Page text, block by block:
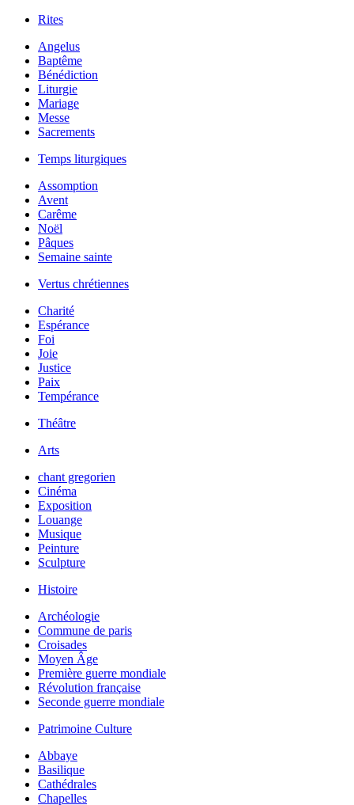
Rites
Angelus
Baptême
Bénédiction
Liturgie
Mariage
Messe
Sacrements
Temps liturgiques
Assomption
Avent
Carême
Noël
Pâques
Semaine sainte
Vertus chrétiennes
Charité
Espérance
Foi
Joie
Justice
Paix
Tempérance
Théâtre
Arts
chant gregorien
Cinéma
Exposition
Louange
Musique
Peinture
Sculpture
Histoire
Archéologie
Commune de paris
Croisades
Moyen Âge
Première guerre mondiale
Révolution française
Seconde guerre mondiale
Patrimoine Culture
Abbaye
Basilique
Cathédrales
Chapelles